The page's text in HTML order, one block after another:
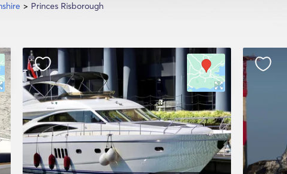
Princes Risborough